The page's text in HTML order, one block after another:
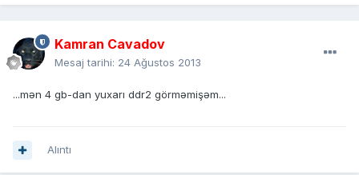
Kamran Cavadov
Mesaj tarihi: 24 Ağustos 2013
...mən 4 gb-dan yuxarı ddr2 görməmişəm...
Alıntı